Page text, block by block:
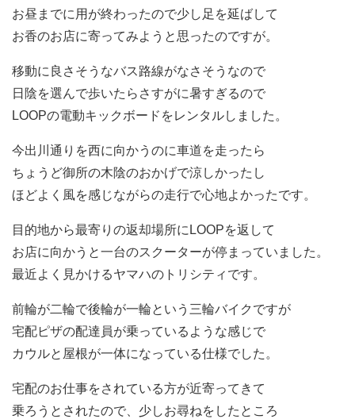
お昼までに用が終わったので少し足を延ばして
お香のお店に寄ってみようと思ったのですが。
移動に良さそうなバス路線がなさそうなので
日陰を選んで歩いたらさすがに暑すぎるので
LOOPの電動キックボードをレンタルしました。
今出川通りを西に向かうのに車道を走ったら
ちょうど御所の木陰のおかげで涼しかったし
ほどよく風を感じながらの走行で心地よかったです。
目的地から最寄りの返却場所にLOOPを返して
お店に向かうと一台のスクーターが停まっていました。
最近よく見かけるヤマハのトリシティです。
前輪が二輪で後輪が一輪という三輪バイクですが
宅配ピザの配達員が乗っているような感じで
カウルと屋根が一体になっている仕様でした。
宅配のお仕事をされている方が近寄ってきて
乗ろうとされたので、少しお尋ねをしたところ